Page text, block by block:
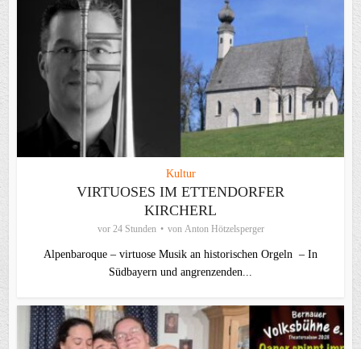
Kultur
VIRTUOSES IM ETTENDORFER
KIRCHERL
vor 24 Stunden von Anton Hötzelsperger
Alpenbaroque – virtuose Musik an historischen Orgeln – In
Südbayern und angrenzenden...